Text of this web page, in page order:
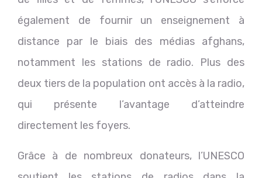
également de fournir un enseignement à
distance par le biais des médias afghans,
notamment les stations de radio. Plus des
deux tiers de la population ont accès à la radio,
qui présente l’avantage d’atteindre
directement les foyers.
Grâce à de nombreux donateurs, l’UNESCO